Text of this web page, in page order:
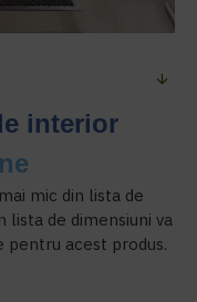
interior
mic din lista de
lista de dimensiuni va
pentru acest produs.